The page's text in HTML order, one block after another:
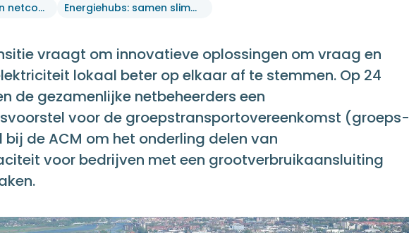
Landelijk actieplan netcongestie Energiehubs: samen slimmer omgaan met lokale energie
vraagt om innovatieve oplossingen om vraag en
lokaal beter op elkaar af te stemmen. Op 24
de gezamenlijke netbeheerders een
voor de groepstransportovereenkomst (groeps-
bij de ACM om het onderling delen van
voor bedrijven met een grootverbruikaansluiting